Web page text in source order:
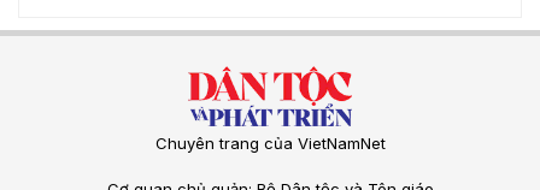
Chuyên trang của VietNamNet